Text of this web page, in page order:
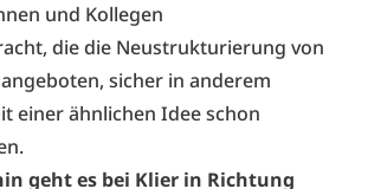
und Kollegen
die die Neustrukturierung von
sicher in anderem
einer ähnlichen Idee schon
geht es bei Klier in Richtung